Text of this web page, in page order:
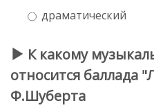
драматический
К какому
относится баллада
Ф.Шуберта